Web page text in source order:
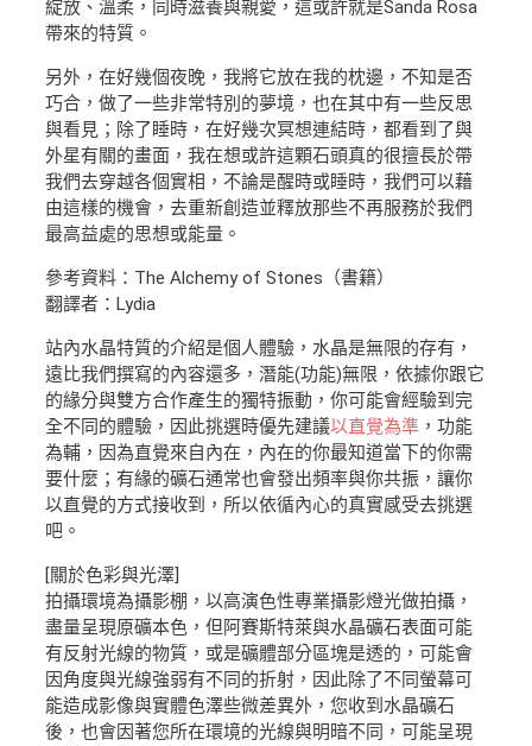
綻放、溫柔，同時滋養與親愛，這或許就是Sanda Rosa
帶來的特質。
另外，在好幾個夜晚，我將它放在我的枕邊，不知是否
巧合，做了一些非常特別的夢境，也在其中有一些反思
與看見；除了睡時，在好幾次冥想連結時，都看到了與
外星有關的畫面，我在想或許這顆石頭真的很擅長於帶
我們去穿越各個實相，不論是醒時或睡時，我們可以藉
由這樣的機會，去重新創造並釋放那些不再服務於我們
最高益處的思想或能量。
參考資料：The Alchemy of Stones（書籍）
翻譯者：Lydia
站內水晶特質的介紹是個人體驗，水晶是無限的存有，
遠比我們撰寫的內容還多，潛能(功能)無限，依據你跟它
的緣分與雙方合作產生的獨特振動，你可能會經驗到完
全不同的體驗，因此挑選時優先建議以直覺為準 ，功能
為輔，因為直覺來自內在，內在的你最知道當下的你需
要什麼；有緣的礦石通常也會發出頻率與你共振，讓你
以直覺的方式接收到，所以依循內心的真實感受去挑選
吧。
[關於色彩與光澤]
拍攝環境為攝影棚，以高演色性專業攝影燈光做拍攝，
盡量呈現原礦本色，但阿賽斯特萊與水晶礦石表面可能
有反射光線的物質，或是礦體部分區塊是透的，可能會
因角度與光線強弱有不同的折射，因此除了不同螢幕可
能造成影像與實體色澤些微差異外，您收到水晶礦石
後，也會因著您所在環境的光線與明暗不同，可能呈現